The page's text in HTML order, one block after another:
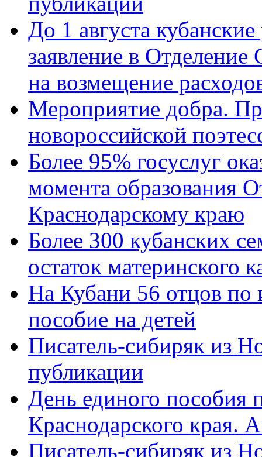
До 1 августа
заявление в
на возмещение
Мероприятие добра.
новороссийской
Более 95% госуслуг
момента образования
Краснодарскому краю
Более 300 кубанских
остаток материнского
На Кубани 56 отцов по
пособие на детей
Писатель-сибиряк из
публикации
День единого пособия
Краснодарского края.
Писатель-сибиряк из